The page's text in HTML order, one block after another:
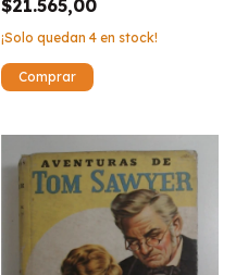
$21.565,00
¡Solo quedan 4 en stock!